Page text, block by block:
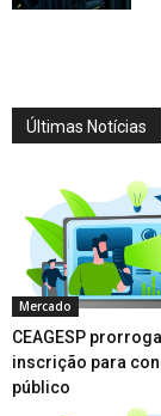
Últimas Notícias
Mercado
CEAGESP
inscrição para
público